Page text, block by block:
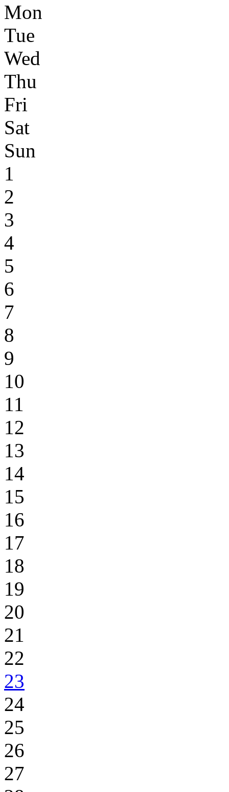
Mon
Tue
Wed
Thu
Fri
Sat
Sun
1
2
3
4
5
6
7
8
9
10
11
12
13
14
15
16
17
18
19
20
21
22
23
24
25
26
27